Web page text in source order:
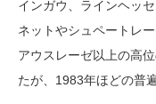
インガウ、ラインヘッ
ネットやシュペートレ
アウスレーゼ以上の高
たが、1983年ほどの普